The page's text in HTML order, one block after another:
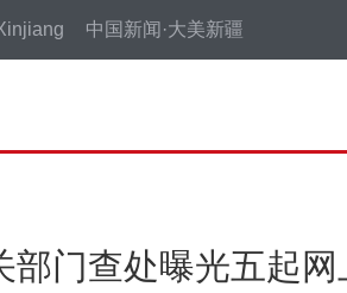
中国新闻·大美新疆
门查处曝光五起